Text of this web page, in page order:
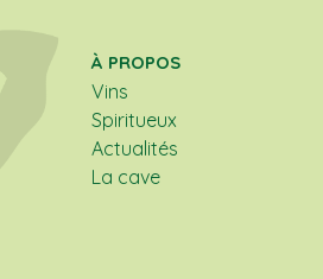
À PROPOS
Vins
Spiritueux
Actualités
La cave